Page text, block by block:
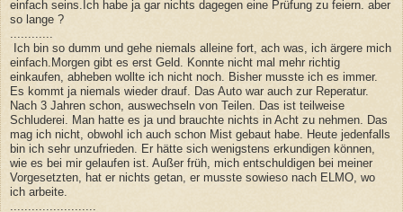
einfach seins.Ich habe ja gar nichts dagegen eine Prüfung zu feiern. aber
so lange ?
Ich bin so dumm und gehe niemals alleine fort, ach was, ich ärgere mich
einfach.Morgen gibt es erst Geld. Konnte nicht mal mehr richtig
einkaufen, abheben wollte ich nicht noch. Bisher musste ich es immer.
Es kommt ja niemals wieder drauf. Das Auto war auch zur Reperatur.
Nach 3 Jahren schon, auswechseln von Teilen. Das ist teilweise
Schluderei. Man hatte es ja und brauchte nichts in Acht zu nehmen. Das
mag ich nicht, obwohl ich auch schon Mist gebaut habe. Heute jedenfalls
bin ich sehr unzufrieden. Er hätte sich wenigstens erkundigen können,
wie es bei mir gelaufen ist. Außer früh, mich entschuldigen bei meiner
Vorgesetzten, hat er nichts getan, er musste sowieso nach ELMO, wo
ich arbeite.